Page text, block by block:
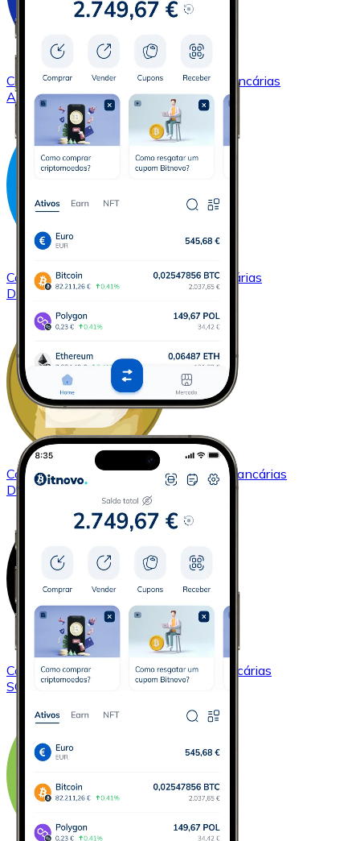
ComprarCardanocom transferência bancárias
ADA
ComprarDash
com transferência bancárias
DASH
ComprarDogecoincom transferência bancárias
DOGE
ComprarSolana
com transferência bancárias
SOL